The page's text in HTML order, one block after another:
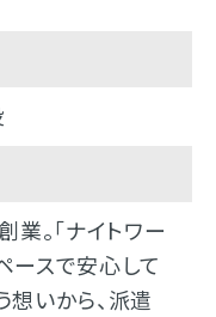
。「ナイトワー
ースで安心して
想いから、派遣